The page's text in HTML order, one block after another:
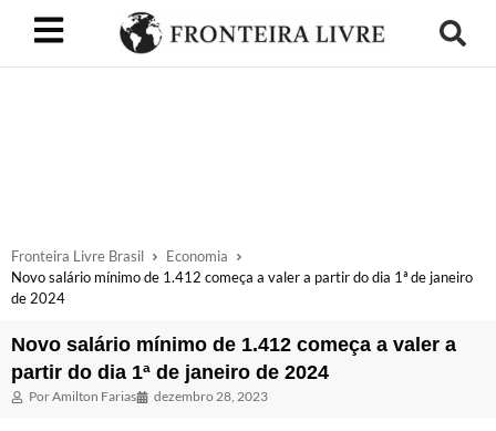
Fronteira Livre Brasil
Economia
Novo salário mínimo de 1.412 começa a valer a partir do dia 1ª de janeiro
de 2024
Novo salário mínimo de 1.412 começa a valer a
partir do dia 1ª de janeiro de 2024
PorAmilton Farias dezembro 28, 2023